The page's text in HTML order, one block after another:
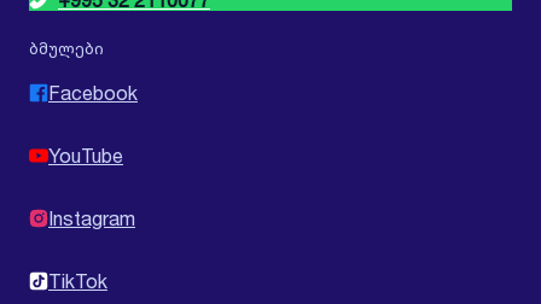
ბმულები
Facebook
YouTube
Instagram
TikTok